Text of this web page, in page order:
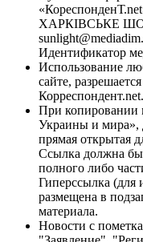
ХАРКІВСЬКЕ
Идентификатор
Использование
сайте,
Корреспондент.net.
При копировании
Украины и мира»,
прямая открытая
Ссылка должна
полного либо
Гиперссылка (для
размещена в
материала.
Новости с